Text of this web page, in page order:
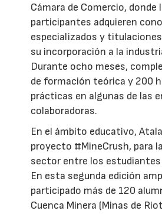
Cámara de Comercio, donde
participantes adquieren
especializados y
su incorporación a la
Durante ocho meses,
de formación teórica y 200
prácticas en algunas de las
colaboradoras.
En el ámbito educativo,
proyecto #MineCrush, para
sector entre los
En esta segunda edición
participado más de 120
Cuenca Minera (Minas de